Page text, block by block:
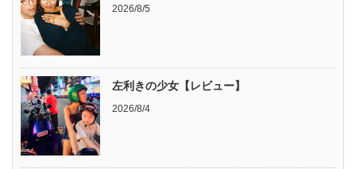
2026/8/5
左利きの少女【レビュー】
2026/8/4